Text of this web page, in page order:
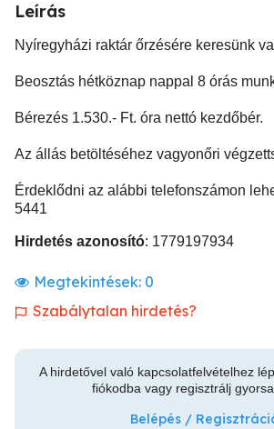
Leírás
Nyíregyházi raktár őrzésére keresünk
Beosztás hétköznap nappal 8 órás
Bérezés 1.530.- Ft. óra nettó kezdőbér.
Az állás betöltéséhez vagyonőri
Érdeklődni az alábbi telefonszámon
5441
Hirdetés azonosító: 1779197934
Megtekintések: 0
Szabálytalan hirdetés?
A hirdetővel való kapcsolatfelvételhez
fiókodba vagy regisztrálj
Belépés /